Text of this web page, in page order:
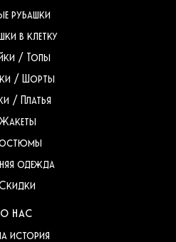
О НАС
рубашки
Жакеты
/ Платья
одежда
история
/ Шорты
в клетку
/ Топы